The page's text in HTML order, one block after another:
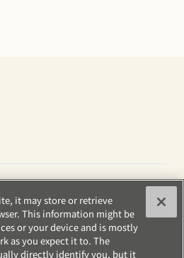
it may store or retrieve
This information might be
or your device and is mostly
as you expect it to. The
directly identify you, but it